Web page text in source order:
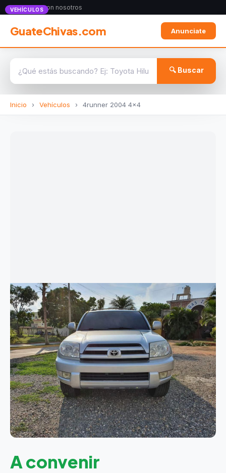
Anunciate con nosotros
GuateChivas.com Anunciate
🔍 Buscar
Inicio › Vehículos › 4runner 2004 4x4
VEHÍCULOS
A convenir